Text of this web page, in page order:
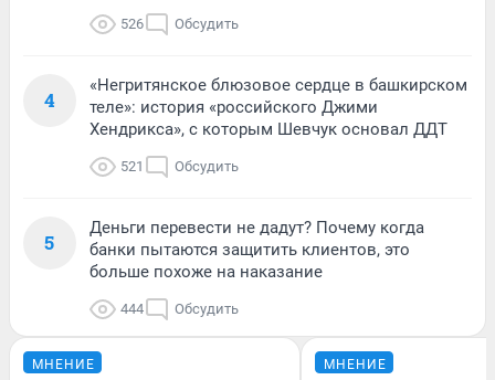
526 Обсудить
4
«Негритянское блюзовое сердце в башкирском
теле»: история «российского Джими
Хендрикса», с которым Шевчук основал ДДТ
521 Обсудить
5
Деньги перевести не дадут? Почему когда
банки пытаются защитить клиентов, это
больше похоже на наказание
444 Обсудить
МНЕНИЕ МНЕНИЕ